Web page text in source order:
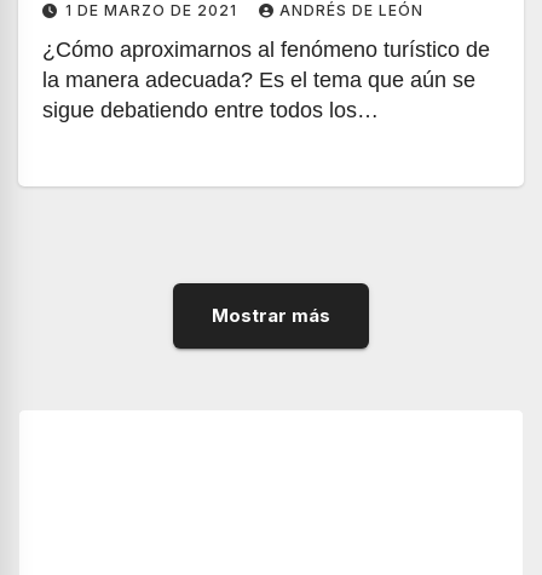
1 DE MARZO DE 2021 ANDRÉS DE LEÓN
¿Cómo aproximarnos al fenómeno turístico de
la manera adecuada? Es el tema que aún se
sigue debatiendo entre todos los…
Mostrar más